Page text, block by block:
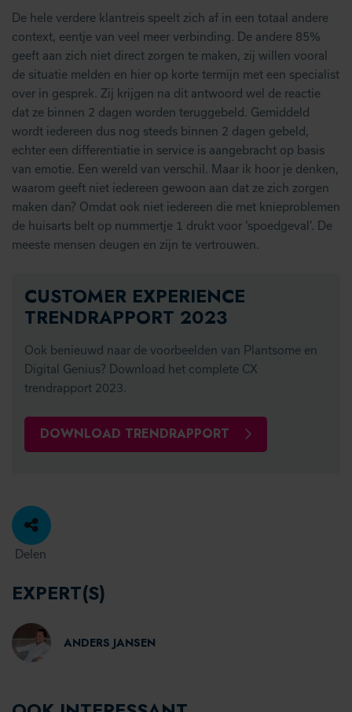
De hele verdere klantreis speelt zich af in een totaal andere
context, eentje van veel meer verbinding. De andere 85%
geeft aan zich niet direct zorgen te maken, zij willen vooral
de situatie melden en hier op korte termijn met een specialist
over in gesprek. Zij krijgen na dit antwoord wel de reactie
dat ze binnen 2 dagen worden teruggebeld. Gemiddeld
wordt iedereen dus nog steeds binnen 2 dagen gebeld,
echter een differentiatie in service is aangebracht op basis
van emotie. Een wereld van verschil. Maar ik hoor je denken,
waarom geeft niet iedereen gewoon aan dat ze zich zorgen
maken dan? Omdat ook niet iedereen die met knieproblemen
de huisarts belt op nummertje 1 drukt voor ‘spoedgeval’. De
meeste mensen deugen en zijn te vertrouwen.
CUSTOMER EXPERIENCE
TRENDRAPPORT 2023
Ook benieuwd naar de voorbeelden van Plantsome en
Digital Genius? Download het complete CX
trendrapport 2023.
DOWNLOAD TRENDRAPPORT
Delen
EXPERT(S)
ANDERS JANSEN